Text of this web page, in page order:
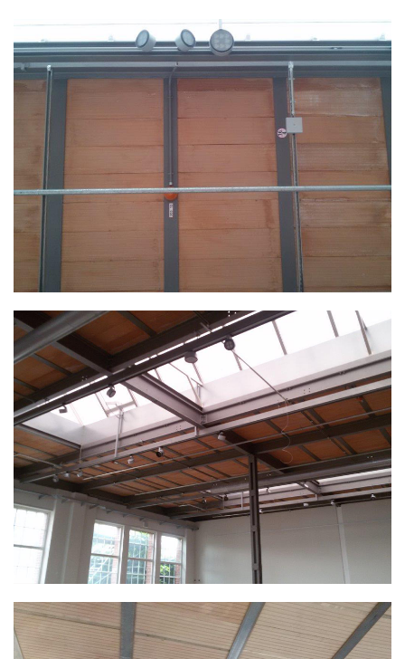
VERGRÖSSERN